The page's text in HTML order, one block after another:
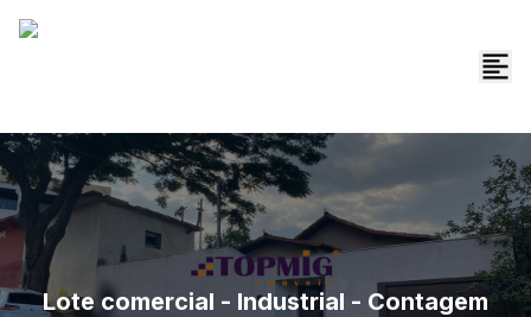
Lote comercial - Industrial - Contagem